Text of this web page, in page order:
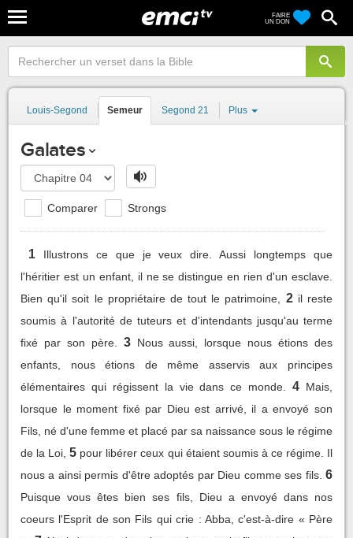
FAIRE
UN DON
Louis-Segond Semeur Segond 21 Plus
Galates
Comparer Strongs
1
Illustrons ce que je veux dire. Aussi longtemps que
l'héritier est un enfant, il ne se distingue en rien d'un esclave.
Bien qu'il soit le propriétaire de tout le patrimoine,
2 il reste
soumis à l'autorité de tuteurs et d'intendants jusqu'au terme
fixé par son père.
3 Nous aussi, lorsque nous étions des
enfants, nous étions de même asservis aux principes
élémentaires qui régissent la vie dans ce monde.
4 Mais,
lorsque le moment fixé par Dieu est arrivé, il a envoyé son
Fils, né d'une femme et placé par sa naissance sous le régime
de la Loi, 5 pour libérer ceux qui étaient soumis à ce régime. Il
nous a ainsi permis d'être adoptés par Dieu comme ses fils. 6
Puisque vous êtes bien ses fils, Dieu a envoyé dans nos
coeurs l'Esprit de son Fils qui crie : Abba, c'est-à-dire « Père